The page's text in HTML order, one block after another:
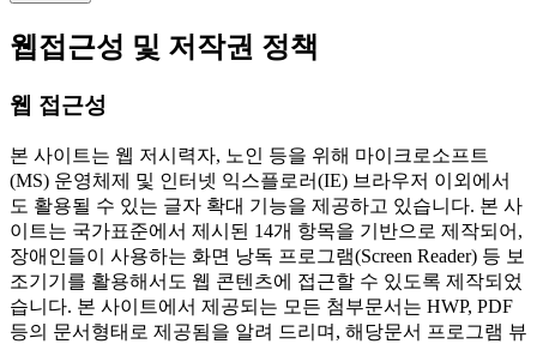
웹접근성 및 저작권 정책
웹 접근성
본 사이트는 웹 저시력자, 노인 등을 위해 마이크로소프트
(MS) 운영체제 및 인터넷 익스플로러(IE) 브라우저 이외에서
도 활용될 수 있는 글자 확대 기능을 제공하고 있습니다. 본 사
이트는 국가표준에서 제시된 14개 항목을 기반으로 제작되어,
장애인들이 사용하는 화면 낭독 프로그램(Screen Reader) 등 보
조기기를 활용해서도 웹 콘텐츠에 접근할 수 있도록 제작되었
습니다. 본 사이트에서 제공되는 모든 첨부문서는 HWP, PDF
등의 문서형태로 제공됨을 알려 드리며, 해당문서 프로그램 뷰